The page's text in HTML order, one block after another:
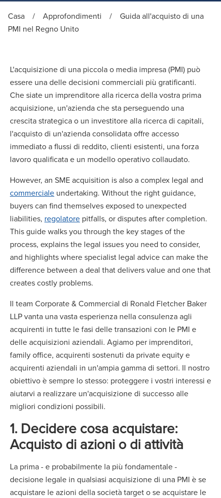
Casa / Approfondimenti /
Guida all'acquisto di una
PMI nel Regno Unito
L'acquisizione di una piccola o media impresa (PMI) può
essere una delle decisioni commerciali più gratificanti.
Che siate un imprenditore alla ricerca della vostra prima
acquisizione, un'azienda che sta perseguendo una
crescita strategica o un investitore alla ricerca di capitali,
l'acquisto di un'azienda consolidata offre accesso
immediato a flussi di reddito, clienti esistenti, una forza
lavoro qualificata e un modello operativo collaudato.
However, an SME acquisition is also a complex legal and
commerciale undertaking. Without the right guidance,
buyers can find themselves exposed to unexpected
liabilities, regolatore pitfalls, or disputes after completion.
This guide walks you through the key stages of the
process, explains the legal issues you need to consider,
and highlights where specialist legal advice can make the
difference between a deal that delivers value and one that
creates costly problems.
Il team Corporate & Commercial di Ronald Fletcher Baker
LLP vanta una vasta esperienza nella consulenza agli
acquirenti in tutte le fasi delle transazioni con le PMI e
delle acquisizioni aziendali. Agiamo per imprenditori,
family office, acquirenti sostenuti da private equity e
acquirenti aziendali in un'ampia gamma di settori. Il nostro
obiettivo è sempre lo stesso: proteggere i vostri interessi e
aiutarvi a realizzare un'acquisizione di successo alle
migliori condizioni possibili.
1. Decidere cosa acquistare:
Acquisto di azioni o di attività
La prima - e probabilmente la più fondamentale -
decisione legale in qualsiasi acquisizione di una PMI è se
acquistare le azioni della società target o se acquistare le